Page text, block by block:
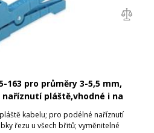
163 pro průměry 3-5,5 mm,
pláště,vhodné i na
T trubičky
kabelu; pro podélné naříznutí
řezu u všech břitů; vyměnitelné